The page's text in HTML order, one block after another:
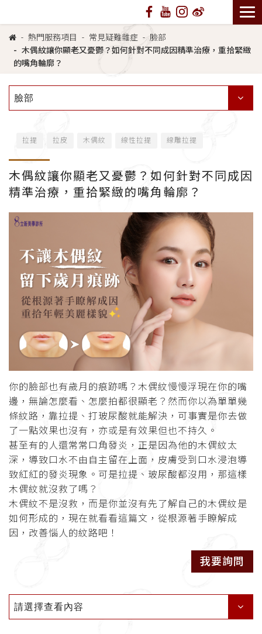
熱門服務項目 常見疑難雜症
臉部
木偶紋讓你顯老又憂鬱？如何針對不同成因精準治療，重拾緊緻
的嘴角輪廓？
臉部
拉提 拉皮 木偶紋 線性拉提 線雕拉提
木偶紋讓你顯老又憂鬱？如何針對不同成因
精準治療，重拾緊緻的嘴角輪廓？
你的臉部也有歲月的痕跡嗎？木偶紋慢慢浮現在你的嘴
邊，無論怎麼看、怎麼拍都很顯老？然而你以為單單幾
條紋路，靠拉提、打玻尿酸就能解決，可事實是你去做
了一點效果也沒有，亦或是有效果但也不持久。
甚至有的人還常常口角發炎，正是因為他的木偶紋太
深，導致口水不由自主留在上面，皮膚受到口水浸泡導
致紅紅的發炎現象。可是拉提、玻尿酸都沒用，那這樣
木偶紋就沒救了嗎？
木偶紋不是沒救，而是你並沒有先了解自己的木偶紋是
如何形成的，現在就看看這篇文，從根源著手瞭解成
因，改善惱人的紋路吧！
我要詢問
請選擇查看內容